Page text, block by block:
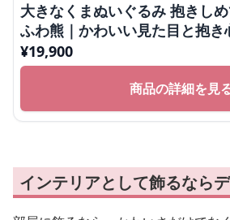
大きなくまぬいぐるみ 抱きし
ふわ熊｜かわいい見た目と抱き
ぐるみギフト
¥19,900
商品の詳細を見
インテリアとして飾るなら